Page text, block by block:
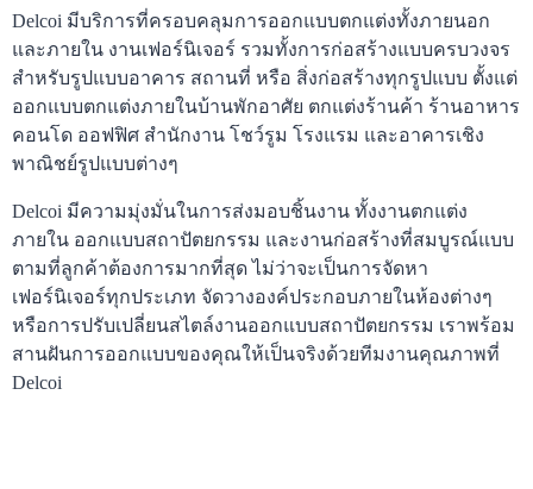
Delcoi มีบริการที่ครอบคลุมการออกแบบตกแต่งทั้งภายนอก
และภายใน งานเฟอร์นิเจอร์ รวมทั้งการก่อสร้างแบบครบวงจร
สำหรับรูปแบบอาคาร สถานที่ หรือ สิ่งก่อสร้างทุกรูปแบบ ตั้งแต่
ออกแบบตกแต่งภายในบ้านพักอาศัย ตกแต่งร้านค้า ร้านอาหาร
คอนโด ออฟฟิศ สำนักงาน โชว์รูม โรงแรม และอาคารเชิง
พาณิชย์รูปแบบต่างๆ
Delcoi มีความมุ่งมั่นในการส่งมอบชิ้นงาน ทั้งงานตกแต่ง
ภายใน ออกแบบสถาปัตยกรรม และงานก่อสร้างที่สมบูรณ์แบบ
ตามที่ลูกค้าต้องการมากที่สุด ไม่ว่าจะเป็นการจัดหา
เฟอร์นิเจอร์ทุกประเภท จัดวางองค์ประกอบภายในห้องต่างๆ
หรือการปรับเปลี่ยนสไตล์งานออกแบบสถาปัตยกรรม เราพร้อม
สานฝันการออกแบบของคุณให้เป็นจริงด้วยทีมงานคุณภาพที่
Delcoi